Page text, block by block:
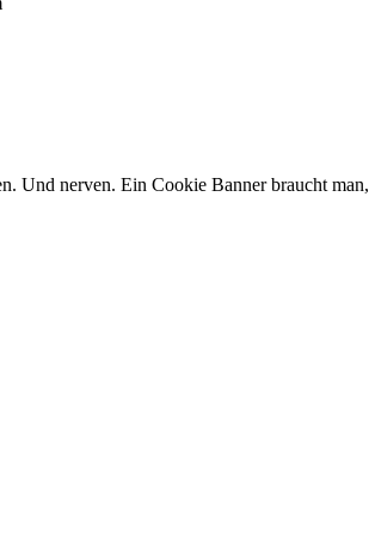
Und nerven. Ein Cookie Banner braucht man,